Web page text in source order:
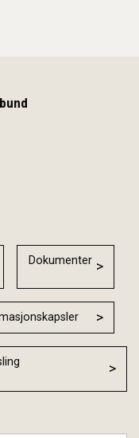
Dokumenter